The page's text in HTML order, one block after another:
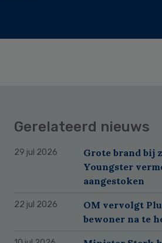
Gerelateerd nieuws
29 jul 2026
Grote brand bij
Youngster
aangestoken
22 jul 2026
OM vervolgt
bewoner na te